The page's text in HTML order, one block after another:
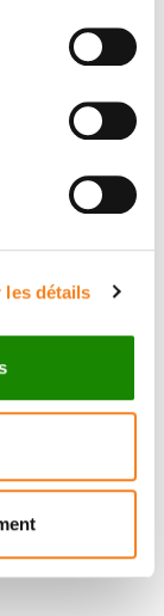
les détails
newsletter.